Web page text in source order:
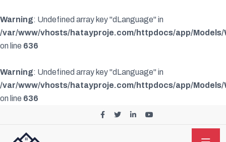
Warning: Undefined array key "dLanguage" in
/var/www/vhosts/hatayproje.com/httpdocs/app/Models/
on line 636
Warning: Undefined array key "dLanguage" in
/var/www/vhosts/hatayproje.com/httpdocs/app/Models/
on line 636